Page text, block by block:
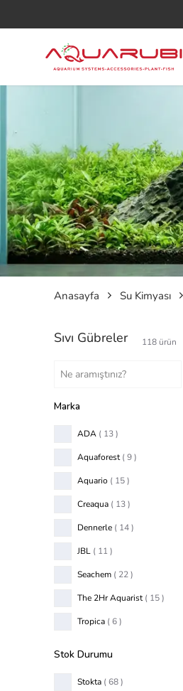
Anasayfa Su Kimyası
Sıvı Gübreler 118 ürün
Marka
ADA ( 13 )
Aquaforest ( 9 )
Aquario ( 15 )
Creaqua ( 13 )
Dennerle ( 14 )
JBL ( 11 )
Seachem ( 22 )
The 2Hr Aquarist ( 15 )
Tropica ( 6 )
Stok Durumu
Stokta ( 68 )